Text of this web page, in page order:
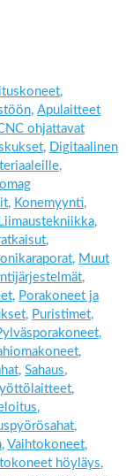
,
, Apulaitteet
ohjattavat
, Digitaalinen
,
, Konemyynti,
Liimaustekniikka,
,
, Muut
,
, Porakoneet ja
, Puristimet,
,
,
, Sahaus,
,
,
,
, Vaihtokoneet,
höyläys,